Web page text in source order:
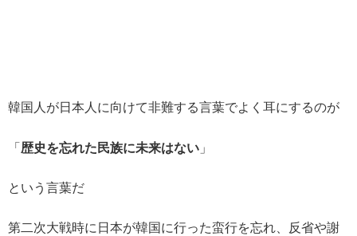
韓国人が日本人に向けて非難する言葉でよく耳にするのが
「 歴史を忘れた民族に未来はない 」
という言葉だ
第二次大戦時に日本が韓国に行った蛮行を忘れ、反省や謝